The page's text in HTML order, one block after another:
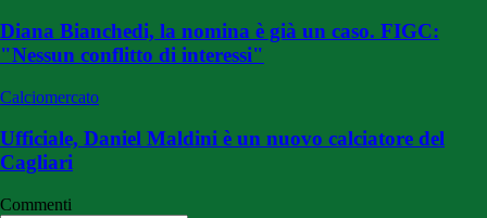
Diana Bianchedi, la nomina è già un caso. FIGC:
"Nessun conflitto di interessi"
Calciomercato
Ufficiale, Daniel Maldini è un nuovo calciatore del
Cagliari
Commenti